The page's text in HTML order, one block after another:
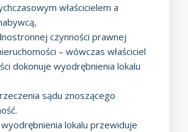
właścicielem a
czynności prawnej
– wówczas właściciel
dokonuje wyodrębnienia lokalu
sądu znoszącego
wyodrębnienia lokalu przewiduje